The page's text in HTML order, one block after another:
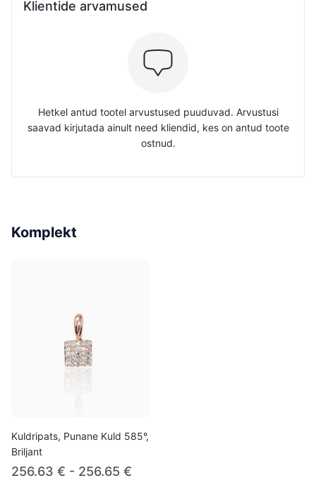
Klientide arvamused
Hetkel antud tootel arvustused puuduvad. Arvustusi
saavad kirjutada ainult need kliendid, kes on antud toote
ostnud.
Komplekt
Kuldripats, Punane Kuld 585°,
Briljant
256.63 € - 256.65 €